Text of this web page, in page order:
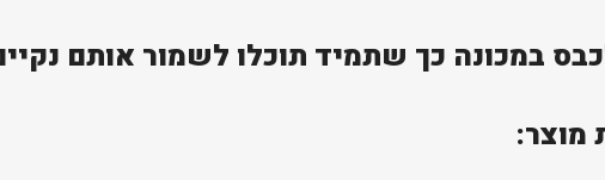
במכונה כך שתמיד תוכלו לשמור אותם
מוצר: